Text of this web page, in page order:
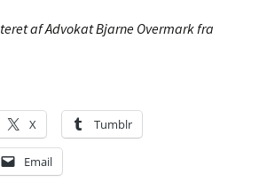
af Advokat Bjarne Overmark fra
X Tumblr
Email